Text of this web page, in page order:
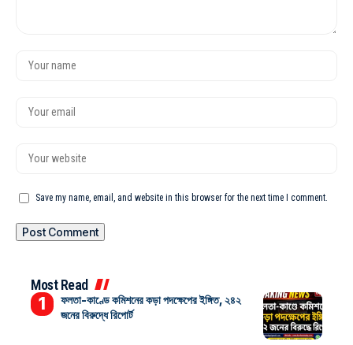
Save my name, email, and website in this browser for the next time I comment.
Most Read
ফলতা-কাণ্ডে কমিশনের কড়া পদক্ষেপের ইঙ্গিত, ২৪২
জনের বিরুদ্ধে রিপোর্ট